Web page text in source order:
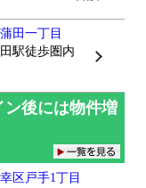
田一丁目
駅徒歩圏内
後には物件増
区戸手1丁目